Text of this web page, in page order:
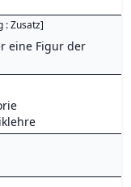
: Zusatz]
eine Figur der